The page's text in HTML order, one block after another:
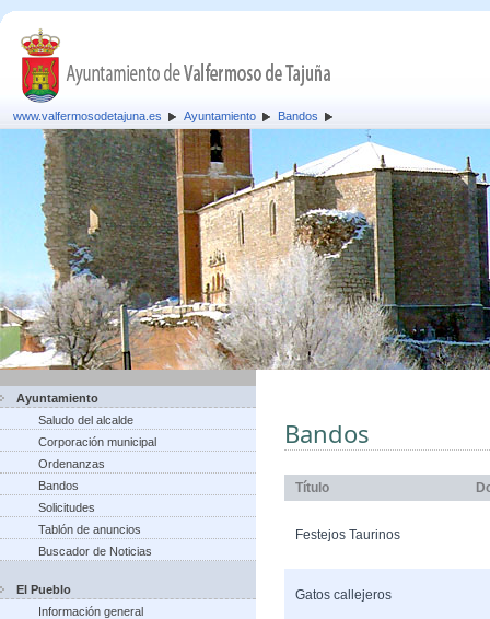
www.valfermosodetajuna.es Ayuntamiento Bandos
Ayuntamiento
Saludo del alcalde
Corporación municipal
Ordenanzas
Bandos
Solicitudes
Tablón de anuncios
Buscador de Noticias
El Pueblo
Información general
Bandos
Título
Festejos Taurinos
Gatos callejeros